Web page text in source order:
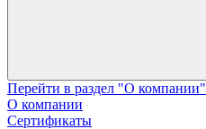
Перейти в раздел "О компании"
О компании
Сертификаты